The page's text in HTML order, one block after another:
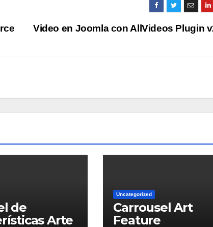
Video en Joomla con AllVideos Plugin
de
Arte
Uncategorized
Carrousel Art
Feature